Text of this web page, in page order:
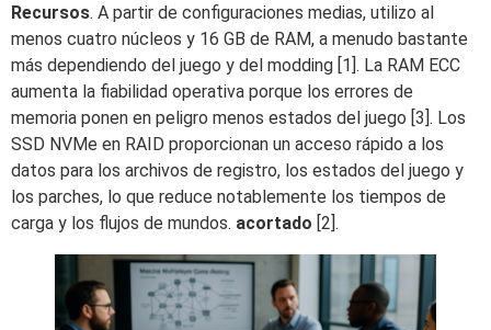
Recursos. A partir de configuraciones medias, utilizo al
menos cuatro núcleos y 16 GB de RAM, a menudo bastante
más dependiendo del juego y del modding [1]. La RAM ECC
aumenta la fiabilidad operativa porque los errores de
memoria ponen en peligro menos estados del juego [3]. Los
SSD NVMe en RAID proporcionan un acceso rápido a los
datos para los archivos de registro, los estados del juego y
los parches, lo que reduce notablemente los tiempos de
carga y los flujos de mundos. acortado [2].